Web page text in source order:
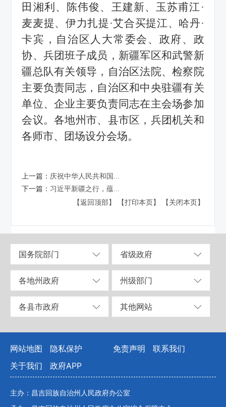
田湘利、陈伟俊、王建新、玉苏甫江·
麦麦提、伊力扎提·艾合买提江、哈丹·
卡宾，自治区人大常委会、政府、政
协、兵团班子成员，新疆军区和武警新
疆总队有关领导，自治区法院、检察院
主要负责同志，自治区和中央驻疆有关
单位、企业主要负责同志在主会场参加
会议。各地州市、县市区，兵团机关和
各师市、团场设分会场。
上一篇： 庆祝中华人民共和国...
下一篇： 习近平新疆之行，蕴...
【返回顶部】
【打印本页】 【关闭本页】
国务院部门 省级政府
各地州政府 州级部门
各县市政府 其他网站
网站地图 隐私保护 免责声明
联系我们
关于我们
政府APP
主办：昌吉回族自治州人民政府办公室